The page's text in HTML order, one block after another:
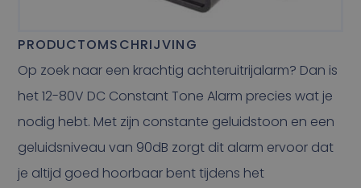
PRODUCTOMSCHRIJVING
Op zoek naar een krachtig achteruitrijalarm? Dan is
het 12-80V DC Constant Tone Alarm precies wat je
nodig hebt. Met zijn constante geluidstoon en een
geluidsniveau van 90dB zorgt dit alarm ervoor dat
je altijd goed hoorbaar bent tijdens het